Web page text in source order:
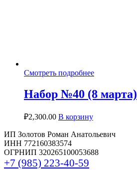
Смотреть подробнее
Набор №40 (8 марта)
₽2,300.00 В корзину
ИП Золотов Роман Анатольевич
ИНН 772160383574
ОГРНИП 320265100053688
+7 (985) 223-40-59